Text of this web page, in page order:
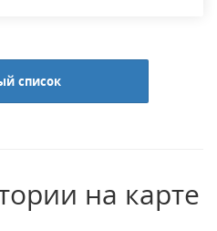
список
на карте